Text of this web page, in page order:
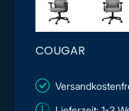
COUGAR